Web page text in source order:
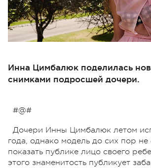
Инна Цимбалюк поделилась
снимками подросшей дочери.
#@#
Дочери Инны Цимбалюк летом
года, однако модель до сих пор
показать публике лицо своего
этого знаменитость публикует